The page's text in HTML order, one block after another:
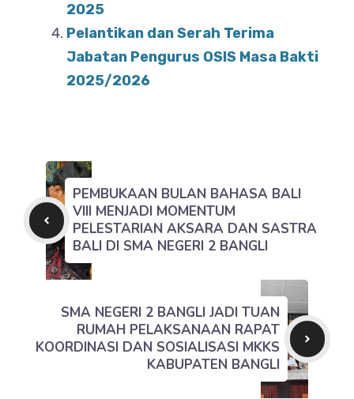
2025
Pelantikan dan Serah Terima
Jabatan Pengurus OSIS Masa Bakti
2025/2026
PEMBUKAAN BULAN BAHASA BALI
VIII MENJADI MOMENTUM
PELESTARIAN AKSARA DAN SASTRA
BALI DI SMA NEGERI 2 BANGLI
SMA NEGERI 2 BANGLI JADI TUAN
RUMAH PELAKSANAAN RAPAT
KOORDINASI DAN SOSIALISASI MKKS
KABUPATEN BANGLI